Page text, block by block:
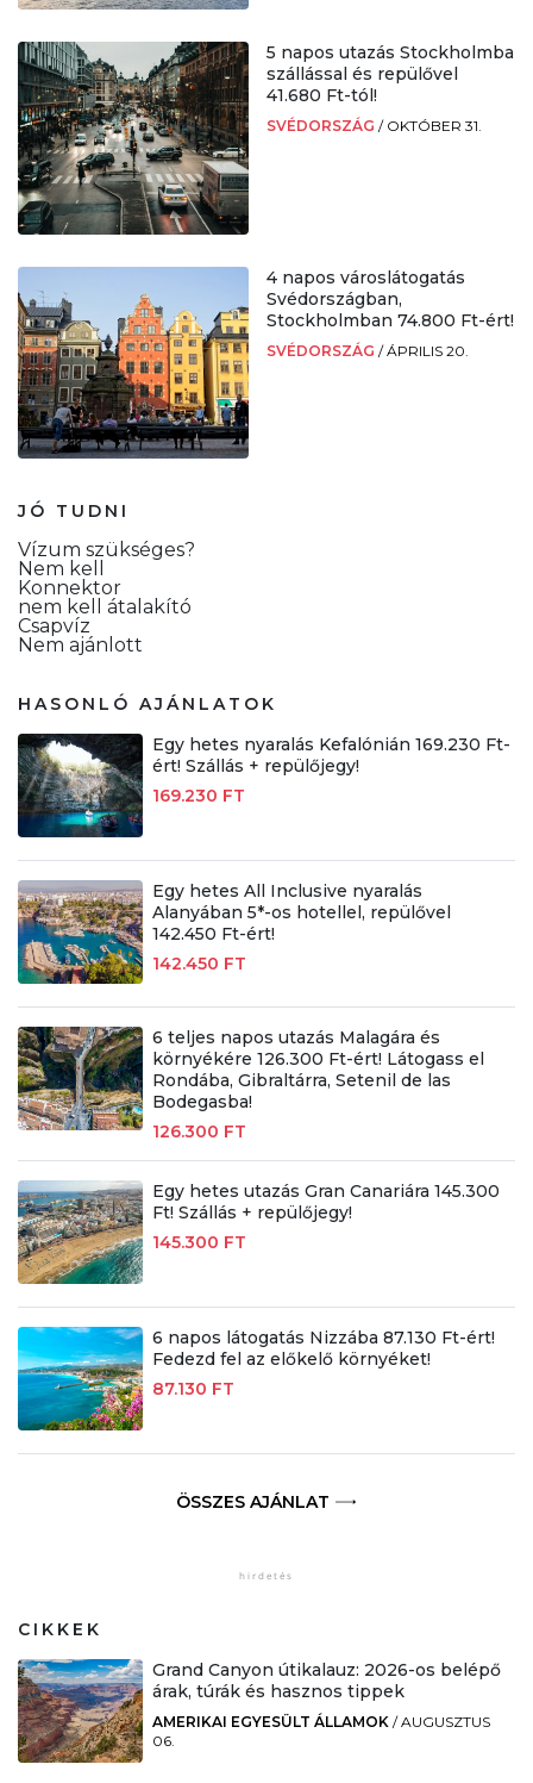
5 napos utazás Stockholmba
szállással és repülővel
41.680 Ft-tól!
SVÉDORSZÁG / OKTÓBER 31.
4 napos városlátogatás
Svédországban,
Stockholmban 74.800 Ft-ért!
SVÉDORSZÁG /ÁPRILIS 20.
JÓ TUDNI
Vízum szükséges?
Nem kell
Konnektor
nem kell átalakító
Csapvíz
Nem ajánlott
HASONLÓ AJÁNLATOK
Egy hetes nyaralás Kefalónián 169.230 Ft-
ért! Szállás + repülőjegy!
169.230 FT
Egy hetes All Inclusive nyaralás
Alanyában 5*-os hotellel, repülővel
142.450 Ft-ért!
142.450 FT
6 teljes napos utazás Malagára és
környékére 126.300 Ft-ért! Látogass el
Rondába, Gibraltárra, Setenil de las
Bodegasba!
126.300 FT
Egy hetes utazás Gran Canariára 145.300
Ft! Szállás + repülőjegy!
145.300 FT
6 napos látogatás Nizzába 87.130 Ft-ért!
Fedezd fel az előkelő környéket!
87.130 FT
ÖSSZES AJÁNLAT
CIKKEK
Grand Canyon útikalauz: 2026-os belépő
árak, túrák és hasznos tippek
AMERIKAI EGYESÜLT ÁLLAMOK /AUGUSZTUS
06.